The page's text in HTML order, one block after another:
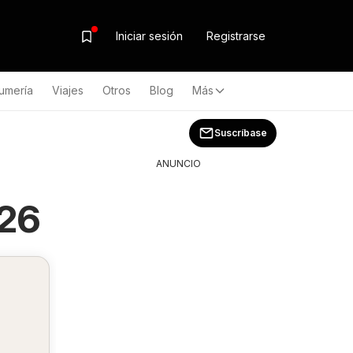
Iniciar sesión Registrarse
Viajes Otros Blog Más
Suscríbase
ANUNCIO